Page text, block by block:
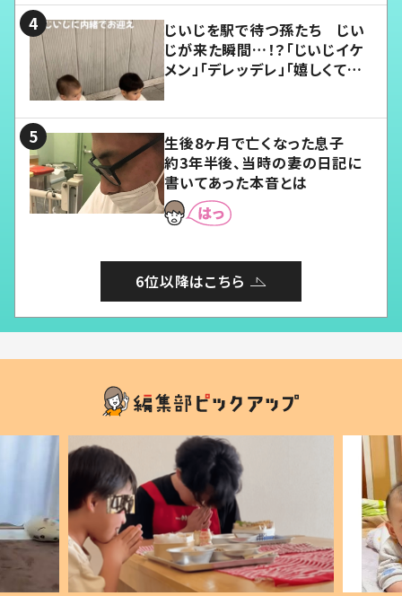
じいじを駅で待つ孫たち じい
じが来た瞬間…！？「じいじイケ
メン」「デレッデレ」「嬉しくて可
生後8ヶ月で亡くなった息子
約3年半後、当時の妻の日記に
書いてあった本音とは
6位以降はこちら